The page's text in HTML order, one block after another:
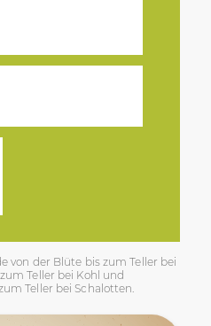
von der Blüte bis zum Teller bei
Teller bei Kohl und
Teller bei Schalotten.